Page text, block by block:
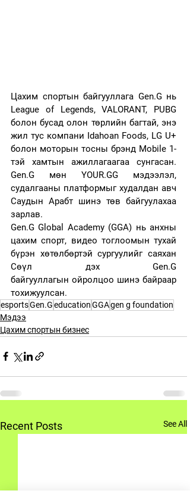
Цахим спортын байгууллага Gen.G нь
League of Legends, VALORANT, PUBG
болон бусад олон төрлийн багтай, энэ
жил тус компани Idahoan Foods, LG U+
болон моторын тосны брэнд Mobile 1-
тэй хамтын ажиллагаагаа сунгасан.
Gen.G мөн YOUR.GG мэдээлэл,
судалгааны платформыг худалдан авч
Саудын Арабт шинэ төв байгуулахаа
зарлав.
Gen.G Global Academy (GGA) нь анхны
цахим спорт, видео тоглоомын тухай
бүрэн хөтөлбөртэй сургуулийг саяхан
Сөүл дэх Gen.G
байгууллагын ойролцоо шинэ байраар
тохижуулсан.
esportsGen.GeducationGGAgen g foundation
Мэдээ
Цахим спортын бизнес
Recent Posts See All